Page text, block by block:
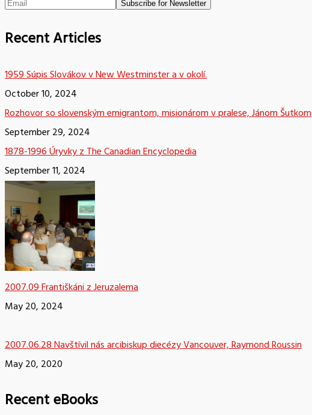
Recent Articles
1959 Súpis Slovákov v New Westminster a v okolí.
October 10, 2024
Rozhovor so slovenským emigrantom, misionárom v pralese, Jánom Šutkom
September 29, 2024
1878-1996 Úryvky z The Canadian Encyclopedia
September 11, 2024
2007.09 Františkáni z Jeruzalema
May 20, 2024
2007.06.28 Navštívil nás arcibiskup diecézy Vancouver, Raymond Roussin
May 20, 2020
Recent eBooks